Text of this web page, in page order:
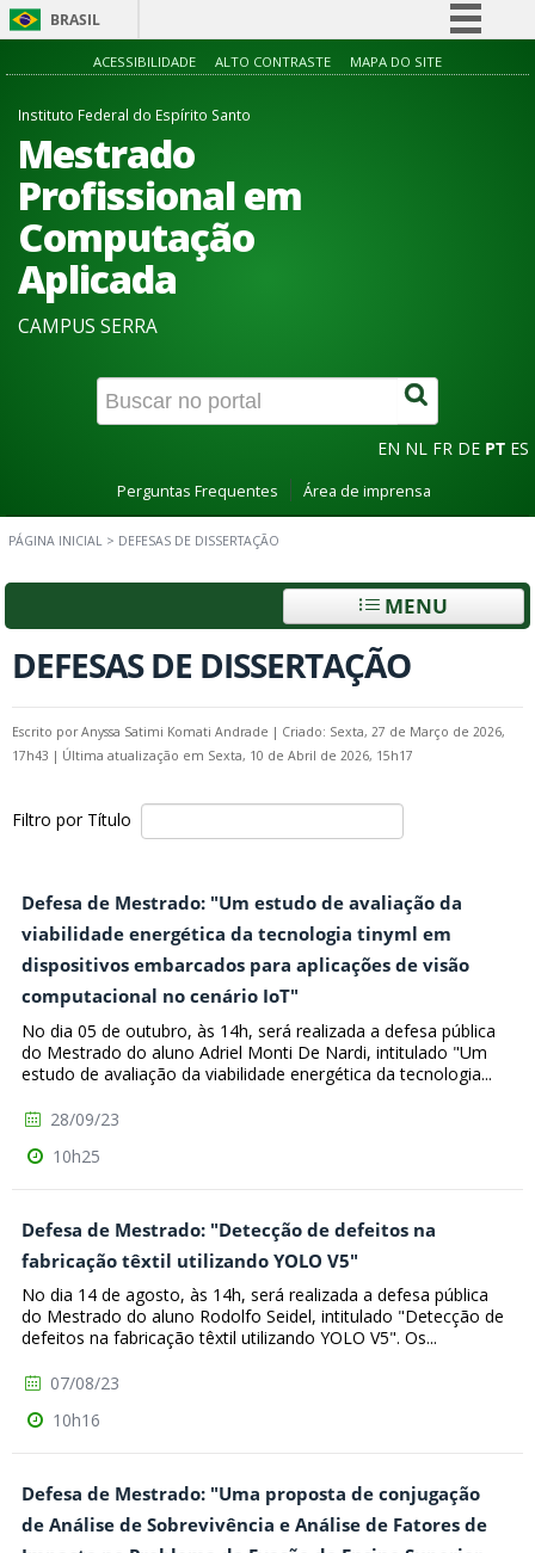
BRASIL
Simplifique!
ACESSIBILIDADE ALTO CONTRASTE MAPA DO SITE
Instituto Federal do Espírito Santo
Mestrado
Profissional em
Computação
Aplicada
CAMPUS SERRA
EN NL FR DE PT ES
Perguntas Frequentes Área de imprensa
PÁGINA INICIAL > DEFESAS DE DISSERTAÇÃO
MENU
DEFESAS DE DISSERTAÇÃO
Escrito porAnyssa Satimi Komati Andrade | Criado: Sexta, 27 de Março de 2026,
17h43 | Última atualização em Sexta, 10 de Abril de 2026, 15h17
Filtro por Título
Defesa de Mestrado: "Um estudo de avaliação da
viabilidade energética da tecnologia tinyml em
dispositivos embarcados para aplicações de visão
computacional no cenário IoT"
No dia 05 de outubro, às 14h, será realizada a defesa pública
do Mestrado do aluno Adriel Monti De Nardi, intitulado "Um
estudo de avaliação da viabilidade energética da tecnologia...
28/09/23
10h25
Defesa de Mestrado: "Detecção de defeitos na
fabricação têxtil utilizando YOLO V5"
No dia 14 de agosto, às 14h, será realizada a defesa pública
do Mestrado do aluno Rodolfo Seidel, intitulado "Detecção de
defeitos na fabricação têxtil utilizando YOLO V5". Os...
07/08/23
10h16
Defesa de Mestrado: "Uma proposta de conjugação
de Análise de Sobrevivência e Análise de Fatores de